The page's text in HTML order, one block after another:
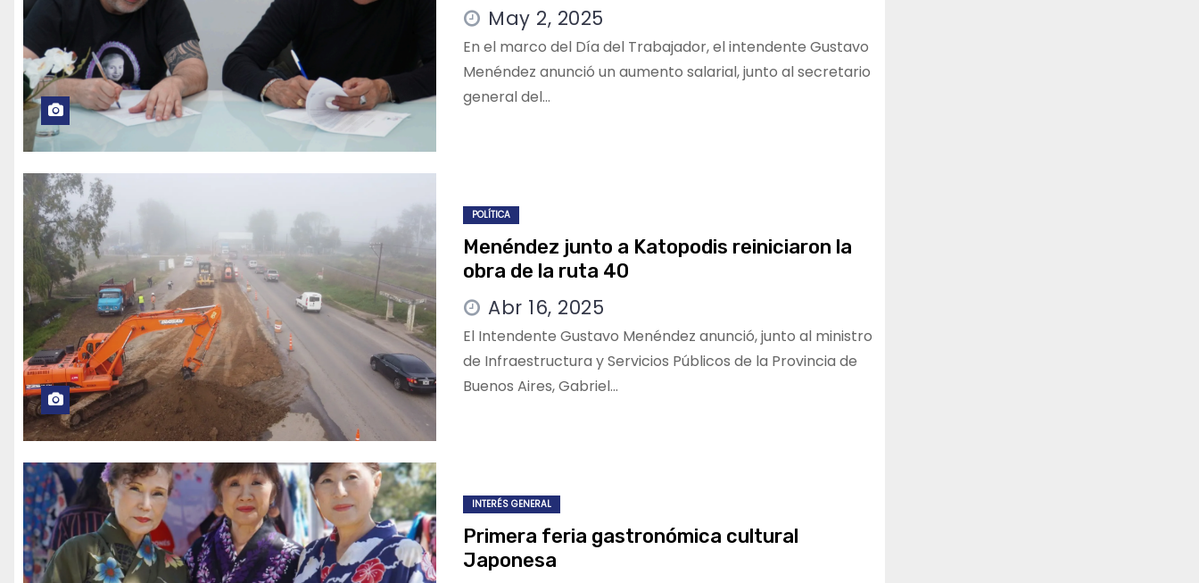
May 2, 2025
En el marco del Día del Trabajador, el intendente Gustavo
Menéndez anunció un aumento salarial, junto al secretario
general del…
POLÍTICA
Menéndez junto a Katopodis reiniciaron la
obra de la ruta 40
Abr 16, 2025
El Intendente Gustavo Menéndez anunció, junto al ministro
de Infraestructura y Servicios Públicos de la Provincia de
Buenos Aires, Gabriel…
INTERÉS GENERAL
Primera feria gastronómica cultural
Japonesa